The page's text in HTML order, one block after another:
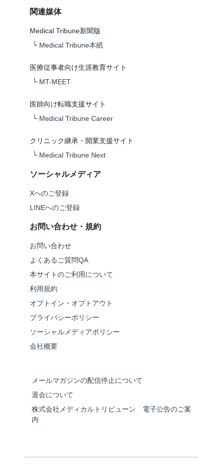
関連媒体
Medical Tribune新聞版
└ Medical Tribune本紙
医療従事者向け生涯教育サイト
└ MT-MEET
医師向け転職支援サイト
└ Medical Tribune Career
クリニック継承・開業支援サイト
└ Medical Tribune Next
ソーシャルメディア
Xへのご登録
LINEへのご登録
お問い合わせ・規約
お問い合わせ
よくあるご質問QA
本サイトのご利用について
利用規約
オプトイン・オプトアウト
プライバシーポリシー
ソーシャルメディアポリシー
会社概要
メールマガジンの配信停止について
退会について
株式会社メディカルトリビューン 電子公告のご案
内